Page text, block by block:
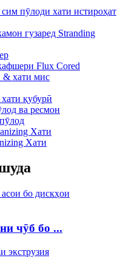
сим пӯлоди хати истироҳат
гузаред Stranding
Flux Cored
хати мис
қубурӣ
ва ресмон
Хати
Хати
чӯб бо ...